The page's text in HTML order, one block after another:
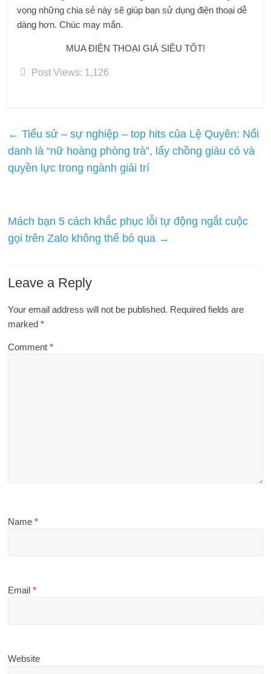
vọng những chia sẻ này sẽ giúp bạn sử dụng điện thoại dễ
dàng hơn. Chúc may mắn.
MUA ĐIỆN THOẠI GIÁ SIÊU TỐT!
Post Views: 1,126
← Tiểu sử – sự nghiệp – top hits của Lệ Quyên: Nổi
danh là “nữ hoàng phòng trà”, lấy chồng giàu có và
quyền lực trong ngành giải trí
Mách bạn 5 cách khắc phục lỗi tự động ngắt cuộc
gọi trên Zalo không thể bỏ qua →
Leave a Reply
Your email address will not be published. Required fields are
marked*
Comment*
Name*
Email*
Website